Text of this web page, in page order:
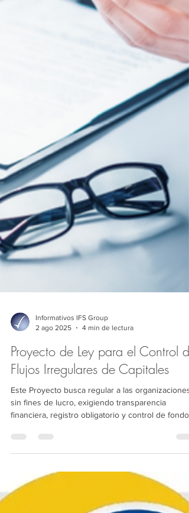
Informativos IFS Group
4 min de lectura
Proyecto de Ley para el Control de
Flujos Irregulares de Capitales
Este Proyecto busca regular a las organizaciones
sin fines de lucro, exigiendo transparencia
incumplimiento y modifica normas tributarias para
evitar evasión y lavado de activos.